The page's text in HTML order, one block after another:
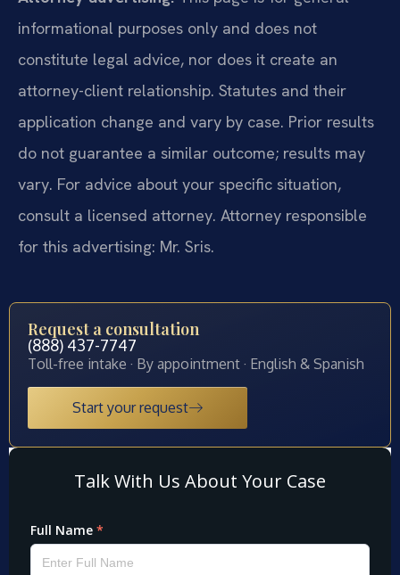
informational purposes only and does not
constitute legal advice, nor does it create an
attorney-client relationship. Statutes and their
application change and vary by case. Prior results
do not guarantee a similar outcome; results may
vary. For advice about your specific situation,
consult a licensed attorney. Attorney responsible
for this advertising: Mr. Sris.
Request a consultation
(888) 437-7747
Toll-free intake · By appointment · English & Spanish
Start your request